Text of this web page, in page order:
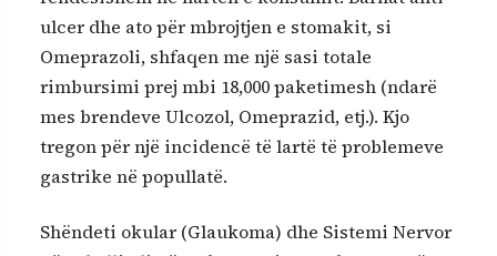
ulcer dhe ato për mbrojtjen e stomakit, si
Omeprazoli, shfaqen me një sasi totale
rimbursimi prej mbi 18,000 paketimesh (ndarë
mes brendeve Ulcozol, Omeprazid, etj.). Kjo
tregon për një incidencë të lartë të problemeve
gastrike në popullatë.
Shëndeti okular (Glaukoma) dhe Sistemi Nervor